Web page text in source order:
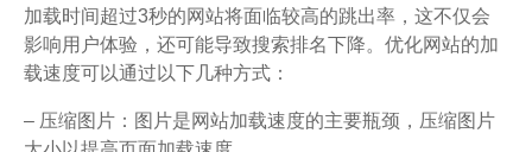
加载时间超过3秒的网站将面临较高的跳出率，这不仅会
影响用户体验，还可能导致搜索排名下降。优化网站的加
载速度可以通过以下几种方式：
– 压缩图片：图片是网站加载速度的主要瓶颈，压缩图片